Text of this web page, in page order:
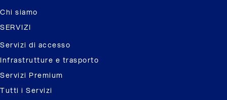
Chi siamo
SERVIZI
Servizi di accesso
Infrastrutture e trasporto
Servizi Premium
Tutti i Servizi